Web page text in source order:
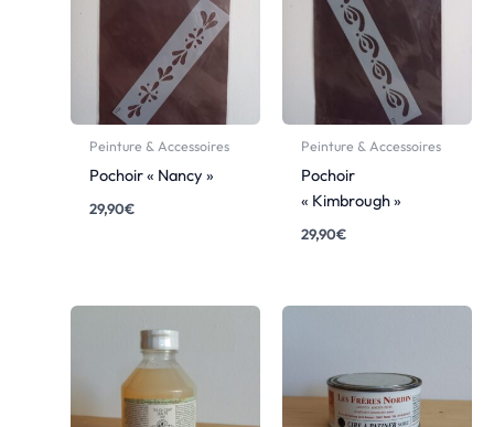
Peinture & Accessoires
Pochoir « Nancy »
29,90€
Peinture & Accessoires
Pochoir
« Kimbrough »
29,90€